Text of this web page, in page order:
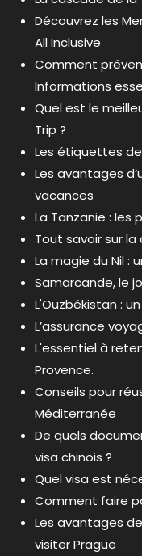
Découvrez les
All Inclusive
Comment
Informations
Quel est le
Trip ?
Les étiquettes
Les avantages
vacances
La Tanzanie : les
Tout savoir sur
La magie du Nil :
Samarcande, le
L'Ouzbékistan :
L’assurance
L'essentiel à
Provence.
Conseils pour
Méditerranée
De quels
visa chinois ?
Quel visa est
Comment faire
Les avantages
visiter Prague